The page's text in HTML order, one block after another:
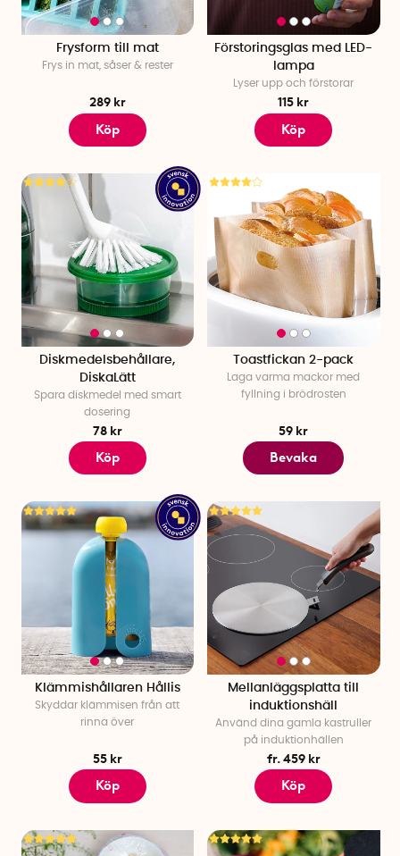
Frysform till mat
Frys in mat, såser & rester
289 kr
Köp
Förstoringsglas med LED-
lampa
Lyser upp och förstorar
115 kr
Köp
Diskmedelsbehållare,
DiskaLätt
Spara diskmedel med smart
dosering
78 kr
Köp
Toastfickan 2-pack
Laga varma mackor med
fyllning i brödrosten
59 kr
Bevaka
Klämmishållaren Hållis
Skyddar klämmisen från att
rinna över
55 kr
Köp
Mellanläggsplatta till
induktionshäll
Använd dina gamla kastruller
på induktionhällen
fr. 459 kr
Köp